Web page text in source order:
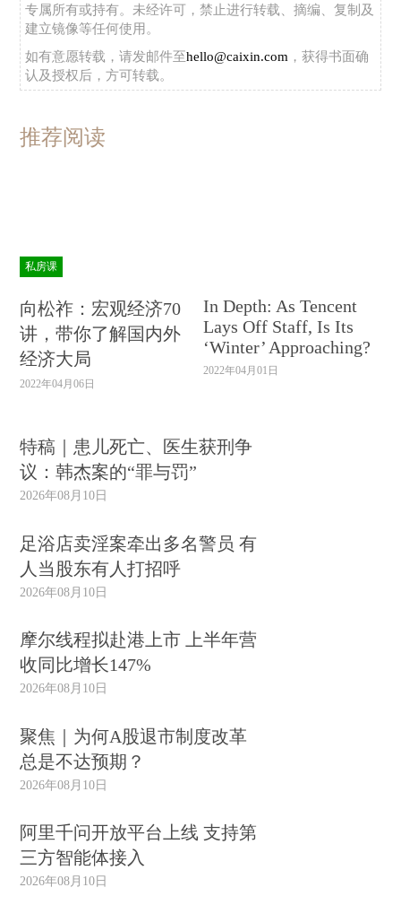
专属所有或持有。未经许可，禁止进行转载、摘编、复制及
建立镜像等任何使用。
如有意愿转载，请发邮件至hello@caixin.com ，获得书面确
认及授权后，方可转载。
推荐阅读
私房课
向松祚：宏观经济70
讲，带你了解国内外
经济大局
2022年04月06日
In Depth: As Tencent
Lays Off Staff, Is Its
‘Winter’ Approaching?
2022年04月01日
特稿｜患儿死亡、医生获刑争
议：韩杰案的“罪与罚”
2026年08月10日
足浴店卖淫案牵出多名警员 有
人当股东有人打招呼
2026年08月10日
摩尔线程拟赴港上市 上半年营
收同比增长147%
2026年08月10日
聚焦｜为何A股退市制度改革
总是不达预期？
2026年08月10日
阿里千问开放平台上线 支持第
三方智能体接入
2026年08月10日